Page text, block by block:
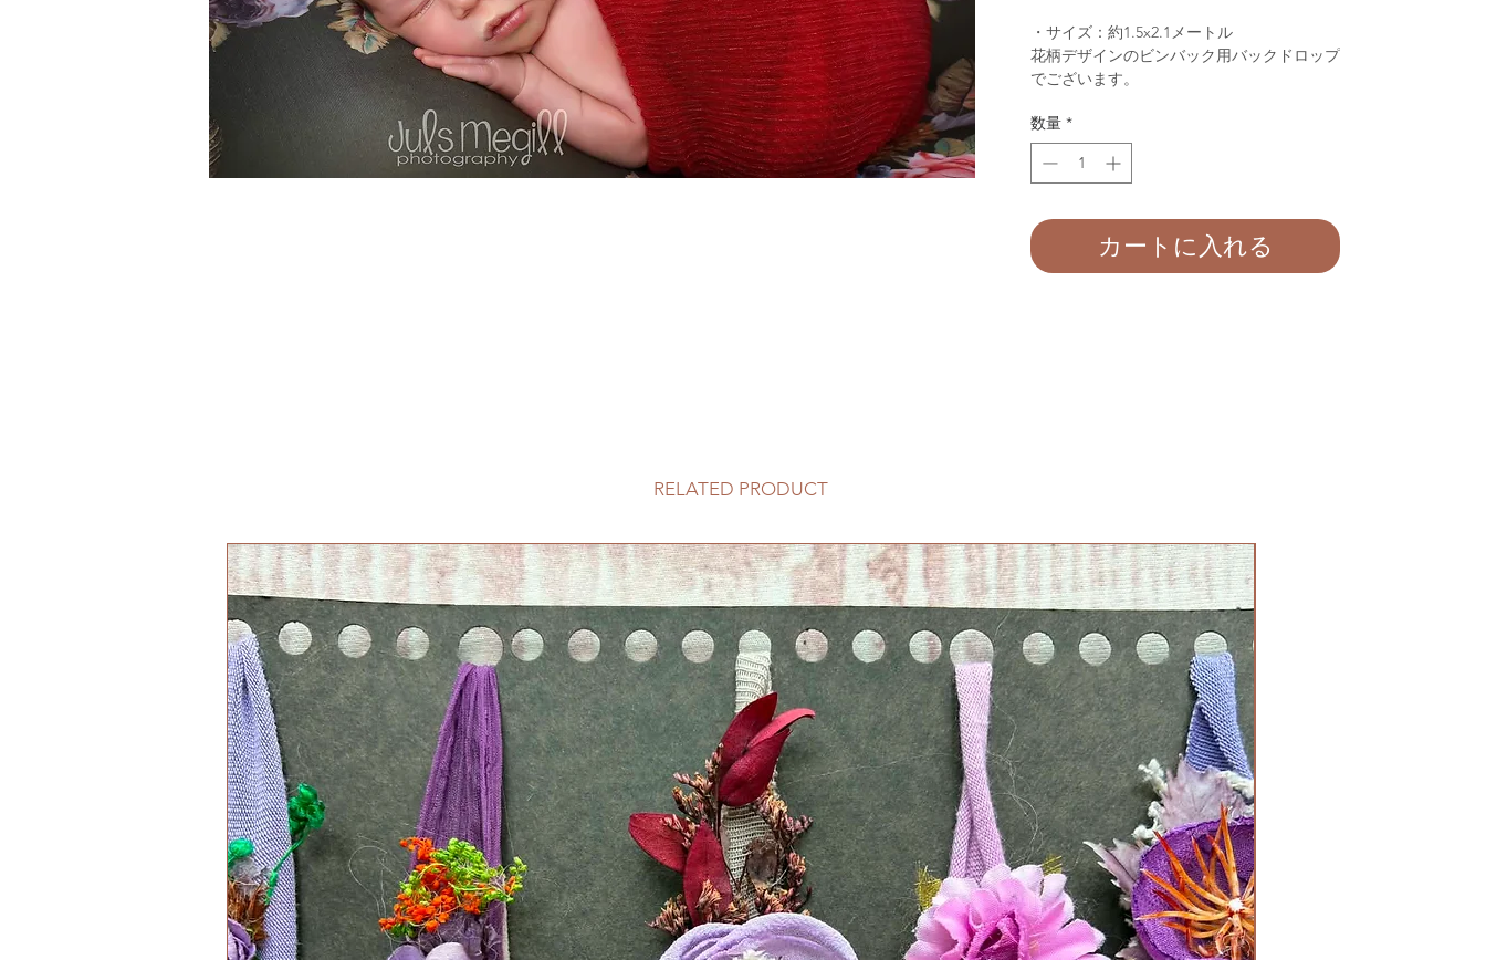
・サイズ：約1.5x2.1 メートル
花柄デザインのビンバック用バックドロップ
でございます。
ジャージ素材と同様にとても生地が伸び、ビ
ンバッグセット上では皺が付かない、
す。
数量 *
カートに入れる
RELATED PRODUCT